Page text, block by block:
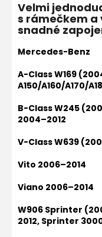
Velmi
s rámečkem a
snadné
Mercedes-Benz
A-Class W169
A150/A160/A170/
B-Class W245
2004–2012
V-Class W639
Vito 2006–2014
Viano 2006–2014
W906 Sprinter
2012, Sprinter